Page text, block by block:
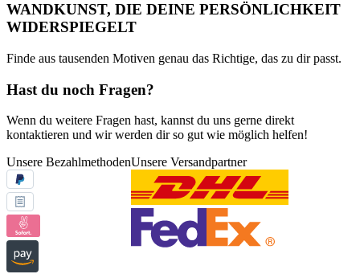
WANDKUNST, DIE DEINE PERSÖNLICHKEIT
WIDERSPIEGELT
Finde aus tausenden Motiven genau das Richtige, das zu dir passt.
Hast du noch Fragen?
Wenn du weitere Fragen hast, kannst du uns gerne direkt
kontaktieren und wir werden dir so gut wie möglich helfen!
Unsere BezahlmethodenUnsere Versandpartner